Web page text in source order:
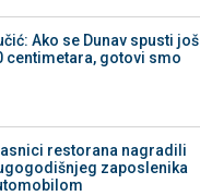
Ako se Dunav spusti još
centimetara, gotovi smo
restorana nagradili
zaposlenika